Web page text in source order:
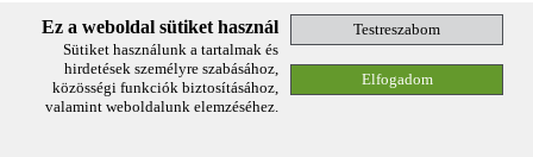
Ez a weboldal sütiket használ
Sütiket használunk a tartalmak és
hirdetések személyre szabásához,
közösségi funkciók biztosításához,
valamint weboldalunk elemzéséhez.